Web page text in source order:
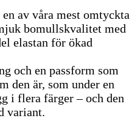
av våra mest omtyckta
bomullskvalitet med
elastan för ökad
och en passform som
den är, som under en
i flera färger – och den
variant.